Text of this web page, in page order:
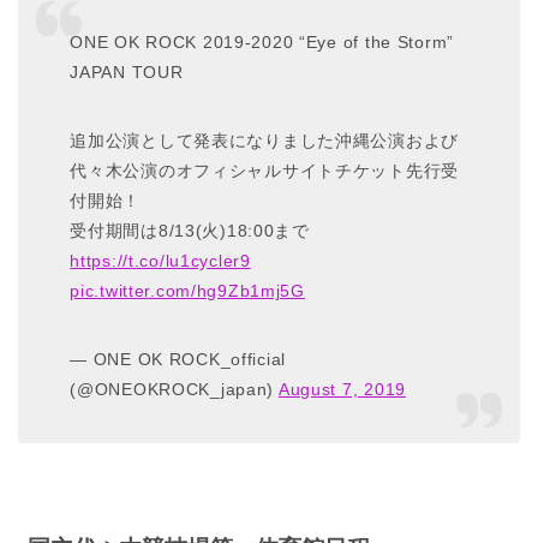
ONE OK ROCK 2019-2020 “Eye of the Storm”
JAPAN TOUR
追加公演として発表になりました沖縄公演および
代々木公演のオフィシャルサイトチケット先行受
付開始！
受付期間は8/13(火)18:00まで
https://t.co/lu1cycler9
pic.twitter.com/hg9Zb1mj5G
— ONE OK ROCK_official
(@ONEOKROCK_japan) August 7, 2019